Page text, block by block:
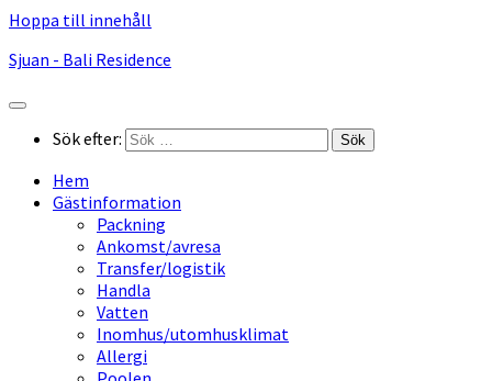
Hoppa till innehåll
Sjuan - Bali Residence
Sök efter:
Hem
Gästinformation
Packning
Ankomst/avresa
Transfer/logistik
Handla
Vatten
Inomhus/utomhusklimat
Allergi